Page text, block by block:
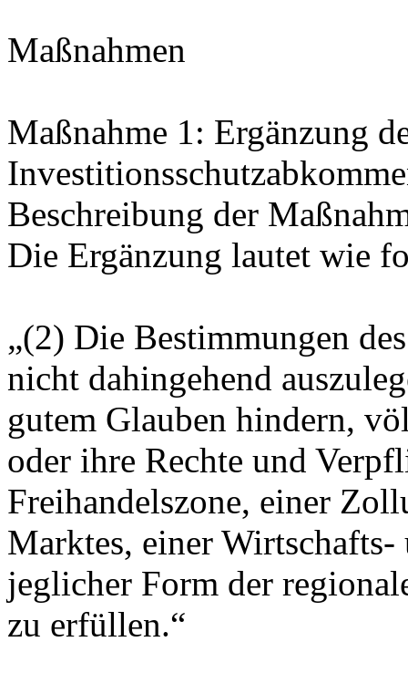
Maßnahmen
Maßnahme 1: Ergänzung
Beschreibung der
Die Ergänzung lautet wie
„(2) Die Bestimmungen
nicht dahingehend
gutem Glauben hindern,
oder ihre Rechte und
Freihandelszone, einer
Marktes, einer
jeglicher Form der
zu erfüllen.“